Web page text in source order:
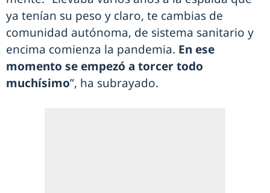
ya tenían su peso y claro, te cambias de
comunidad autónoma, de sistema sanitario y
encima comienza la pandemia. En ese
momento se empezó a torcer todo
muchísimo”, ha subrayado.